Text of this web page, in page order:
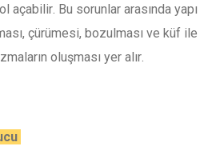
açabilir. Bu sorunlar arasında yapı
çürümesi, bozulması ve küf ile
oluşması yer alır.